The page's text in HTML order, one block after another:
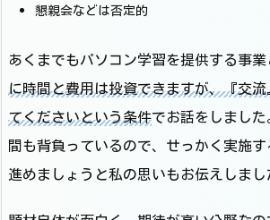
懇親会などは否定的
あくまでもパソコン学習を提供する事業
に時間と費用は投資できますが、『交
てくださいという条件でお話をしまし
間も背負っているので、せっかく実施
進めましょうと私の思いもお伝えしまし